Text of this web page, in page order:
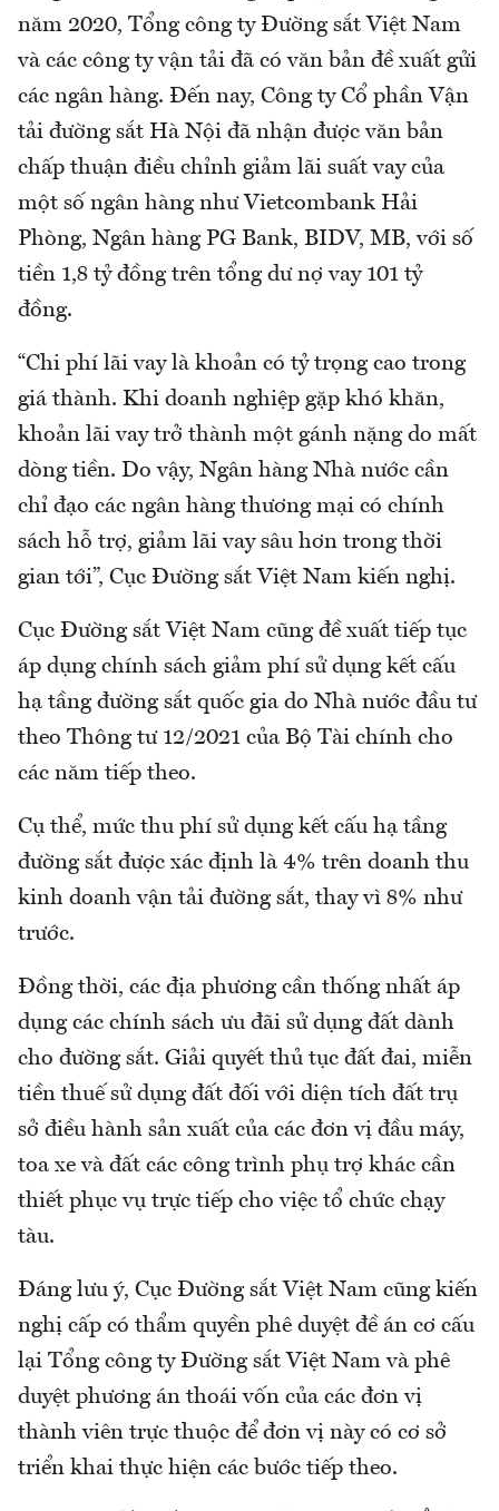
năm 2020, Tổng công ty Đường sắt Việt Nam
và các công ty vận tải đã có văn bản đề xuất gửi
các ngân hàng. Đến nay, Công ty Cổ phần Vận
tải đường sắt Hà Nội đã nhận được văn bản
chấp thuận điều chỉnh giảm lãi suất vay của
một số ngân hàng như Vietcombank Hải
Phòng, Ngân hàng PG Bank, BIDV, MB, với số
tiền 1,8 tỷ đồng trên tổng dư nợ vay 101 tỷ
đồng.
“Chi phí lãi vay là khoản có tỷ trọng cao trong
giá thành. Khi doanh nghiệp gặp khó khăn,
khoản lãi vay trở thành một gánh nặng do mất
dòng tiền. Do vậy, Ngân hàng Nhà nước cần
chỉ đạo các ngân hàng thương mại có chính
sách hỗ trợ, giảm lãi vay sâu hơn trong thời
gian tới”, Cục Đường sắt Việt Nam kiến nghị.
Cục Đường sắt Việt Nam cũng đề xuất tiếp tục
áp dụng chính sách giảm phí sử dụng kết cấu
hạ tầng đường sắt quốc gia do Nhà nước đầu tư
theo Thông tư 12/2021 của Bộ Tài chính cho
các năm tiếp theo.
Cụ thể, mức thu phí sử dụng kết cấu hạ tầng
đường sắt được xác định là 4% trên doanh thu
kinh doanh vận tải đường sắt, thay vì 8% như
trước.
Đồng thời, các địa phương cần thống nhất áp
dụng các chính sách ưu đãi sử dụng đất dành
cho đường sắt. Giải quyết thủ tục đất đai, miễn
tiền thuế sử dụng đất đối với diện tích đất trụ
sở điều hành sản xuất của các đơn vị đầu máy,
toa xe và đất các công trình phụ trợ khác cần
thiết phục vụ trực tiếp cho việc tổ chức chạy
tàu.
Đáng lưu ý, Cục Đường sắt Việt Nam cũng kiến
nghị cấp có thẩm quyền phê duyệt đề án cơ cấu
lại Tổng công ty Đường sắt Việt Nam và phê
duyệt phương án thoái vốn của các đơn vị
thành viên trực thuộc để đơn vị này có cơ sở
triển khai thực hiện các bước tiếp theo.